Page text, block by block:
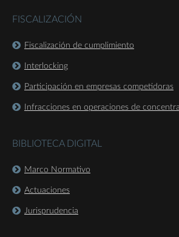
FISCALIZACIÓN
Fiscalización de cumplimiento
Interlocking
Participación en empresas competidoras
Infracciones en operaciones de
BIBLIOTECA DIGITAL
Marco Normativo
Actuaciones
Jurisprudencia